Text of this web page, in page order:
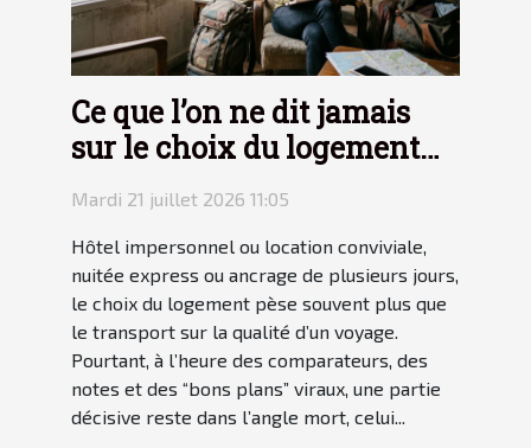
Ce que l’on ne dit jamais
sur le choix du logement
en voyage
Mardi 21 juillet 2026 11:05
Hôtel impersonnel ou location conviviale,
nuitée express ou ancrage de plusieurs jours,
le choix du logement pèse souvent plus que
le transport sur la qualité d’un voyage.
Pourtant, à l’heure des comparateurs, des
notes et des “bons plans” viraux, une partie
décisive reste dans l’angle mort, celui...